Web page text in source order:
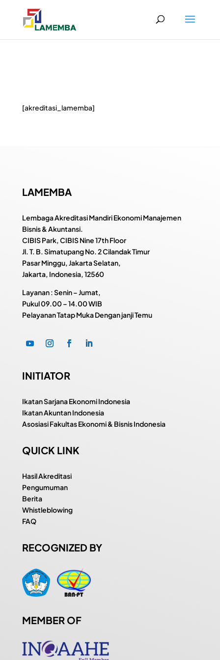
[akreditasi_lamemba]
LAMEMBA
Lembaga Akreditasi Mandiri Ekonomi Manajemen
Bisnis & Akuntansi.
CIBIS Park, CIBIS Nine 17th Floor
Jl. T. B. Simatupang No. 2 Cilandak Timur
Pasar Minggu, Jakarta Selatan,
Jakarta, Indonesia, 12560
Layanan : Senin – Jumat,
Pukul09.00 – 14.00 WIB
Pelayanan Tatap Muka Dengan janji Temu
INITIATOR
Ikatan Sarjana Ekonomi Indonesia
Ikatan Akuntan Indonesia
Asosiasi Fakultas Ekonomi & Bisnis Indonesia
QUICK LINK
Hasil Akreditasi
Pengumuman
Berita
Whistleblowing
FAQ
RECOGNIZED BY
MEMBER OF